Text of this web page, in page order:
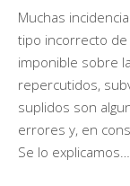
Muchas
tipo incorrecto de
imponible sobre
repercutidos,
suplidos son
errores y, en
Se lo explicamos…